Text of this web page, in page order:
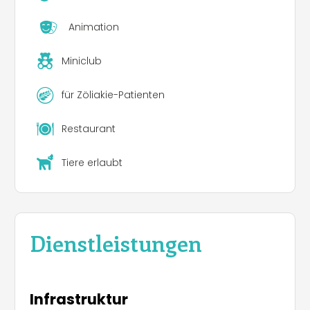
Animation
Miniclub
für Zöliakie-Patienten
Restaurant
Tiere erlaubt
Dienstleistungen
Infrastruktur